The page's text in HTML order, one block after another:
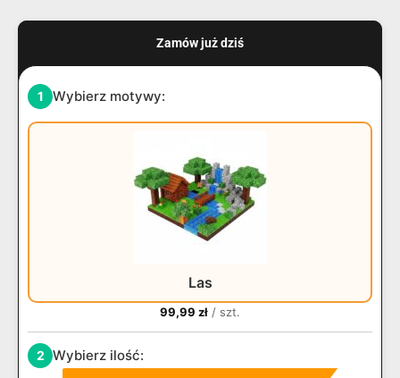
Zamów już dziś
1 Wybierz motywy:
Las
99,99 zł / szt.
2 Wybierz ilość: